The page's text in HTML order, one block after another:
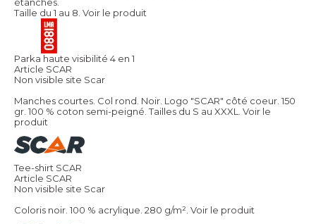
Taille du 1 au 8. Voir le produit
Parka haute visibilité 4 en 1
Article SCAR
Non visible site Scar
Manches courtes. Col rond. Noir. Logo "SCAR" côté coeur. 150
gr. 100 % coton semi-peigné. Tailles du S au XXXL.
Voir le
produit
Tee-shirt SCAR
Article SCAR
Non visible site Scar
Coloris noir. 100 % acrylique. 280 g/m². Voir le produit